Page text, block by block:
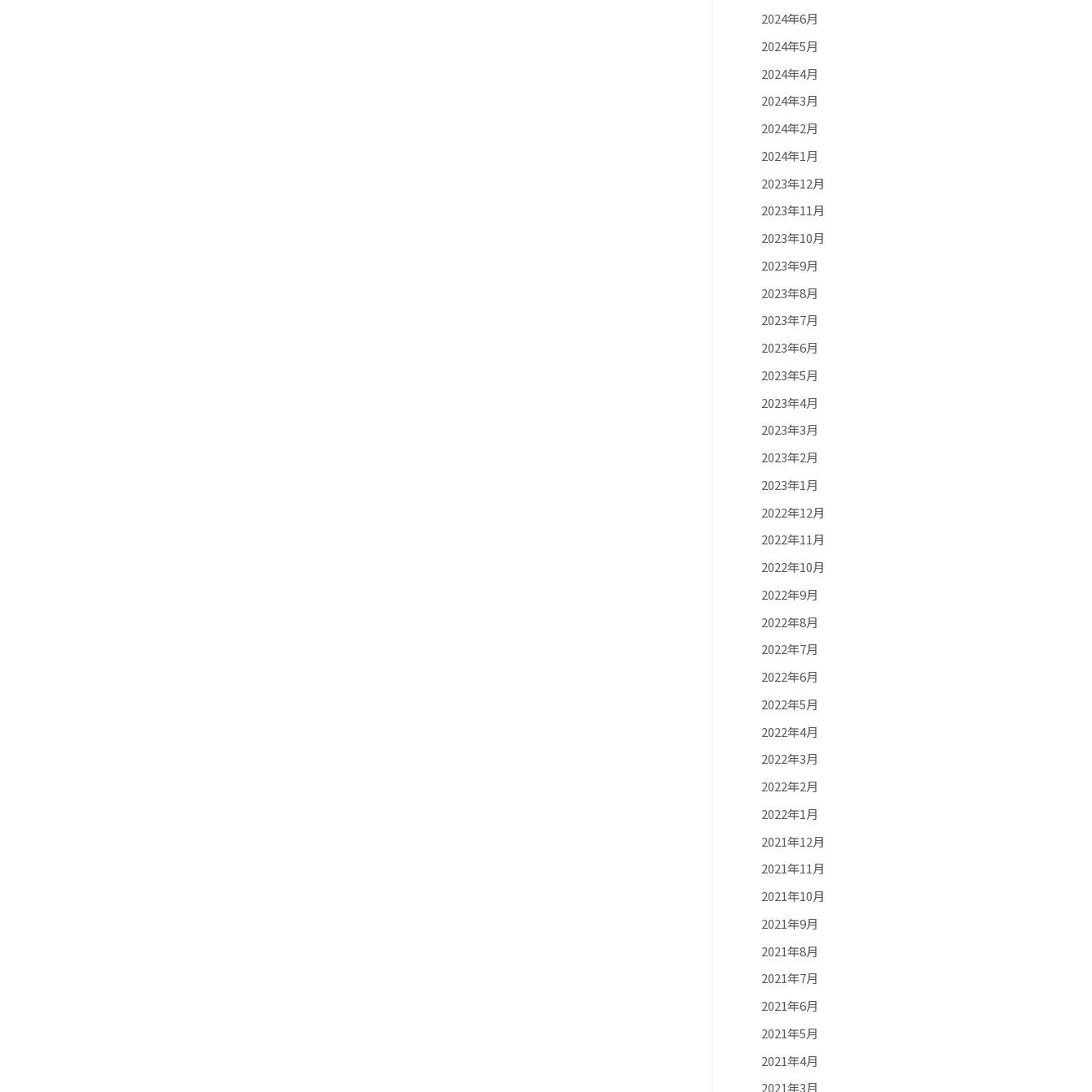
2024年6月
2024年5月
2024年4月
2024年3月
2024年2月
2024年1月
2023年12月
2023年11月
2023年10月
2023年9月
2023年8月
2023年7月
2023年6月
2023年5月
2023年4月
2023年3月
2023年2月
2023年1月
2022年12月
2022年11月
2022年10月
2022年9月
2022年8月
2022年7月
2022年6月
2022年5月
2022年4月
2022年3月
2022年2月
2022年1月
2021年12月
2021年11月
2021年10月
2021年9月
2021年8月
2021年7月
2021年6月
2021年5月
2021年4月
2021年3月